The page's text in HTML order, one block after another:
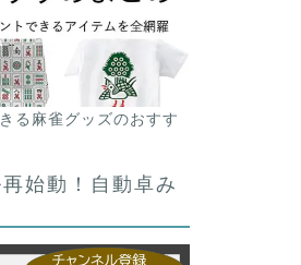
る麻雀グッズのおすす
始動！自動卓み